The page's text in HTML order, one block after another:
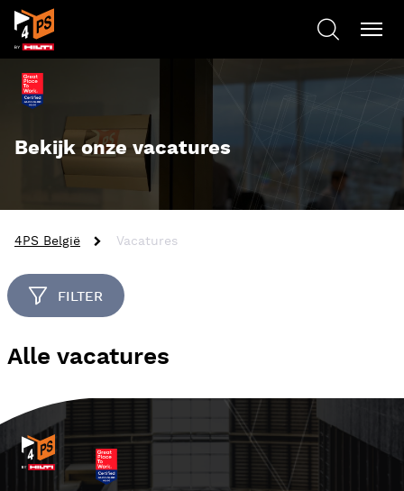
Bekijk onze vacatures
4PS België Vacatures
FILTER
Alle vacatures